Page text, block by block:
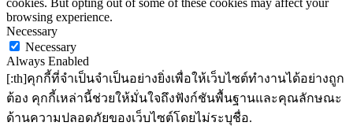
cookies. But opting out of some of these cookies may affect your
browsing experience.
Necessary
Necessary
Always Enabled
[:th]คุกกี้ที่จำเป็นจำเป็นอย่างยิ่งเพื่อให้เว็บไซต์ทำงานได้อย่างถูก
ต้อง คุกกี้เหล่านี้ช่วยให้มั่นใจถึงฟังก์ชันพื้นฐานและคุณลักษณะ
ด้านความปลอดภัยของเว็บไซต์โดยไม่ระบุชื่อ.